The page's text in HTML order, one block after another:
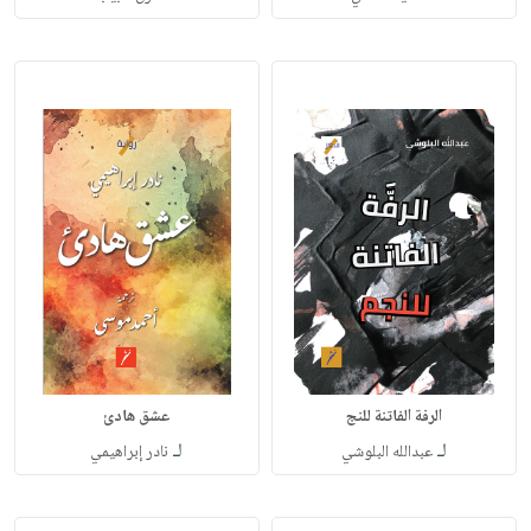
الرفة الفاتنة للنج
لـعبدالله البلوشي
عشق هادئ
لـ نادر إبراهيمي